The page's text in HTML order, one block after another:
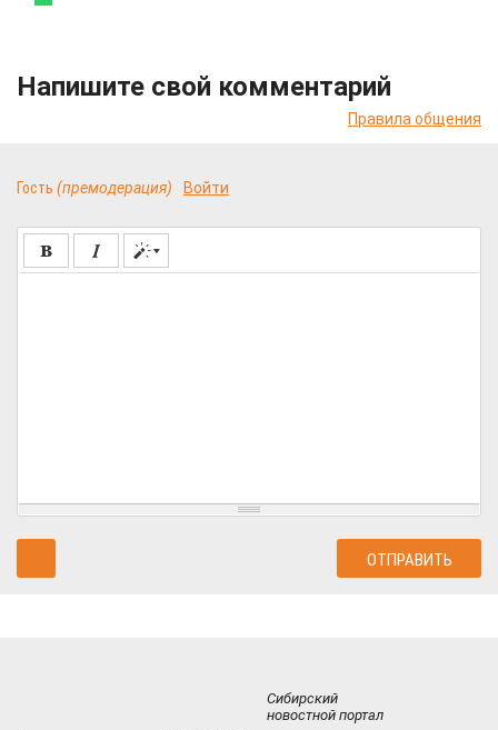
Напишите свой комментарий
Правила общения
Гость (премодерация) Войти
Сибирский
новостной портал